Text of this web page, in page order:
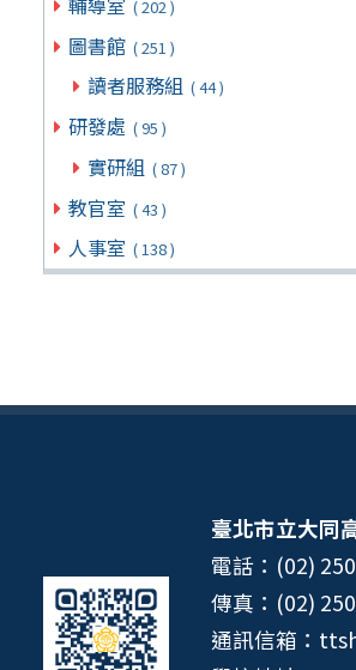
( 202 )
圖書館 ( 251 )
讀者服務組 ( 44 )
研發處 ( 95 )
實研組 ( 87 )
教官室 ( 43 )
人事室 ( 138 )
臺北市立大同
電話：(02)
傳真：(02)
通訊信箱：